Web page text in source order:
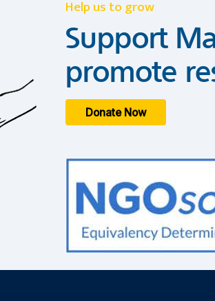
Help us to grow
Support
promote
Donate Now